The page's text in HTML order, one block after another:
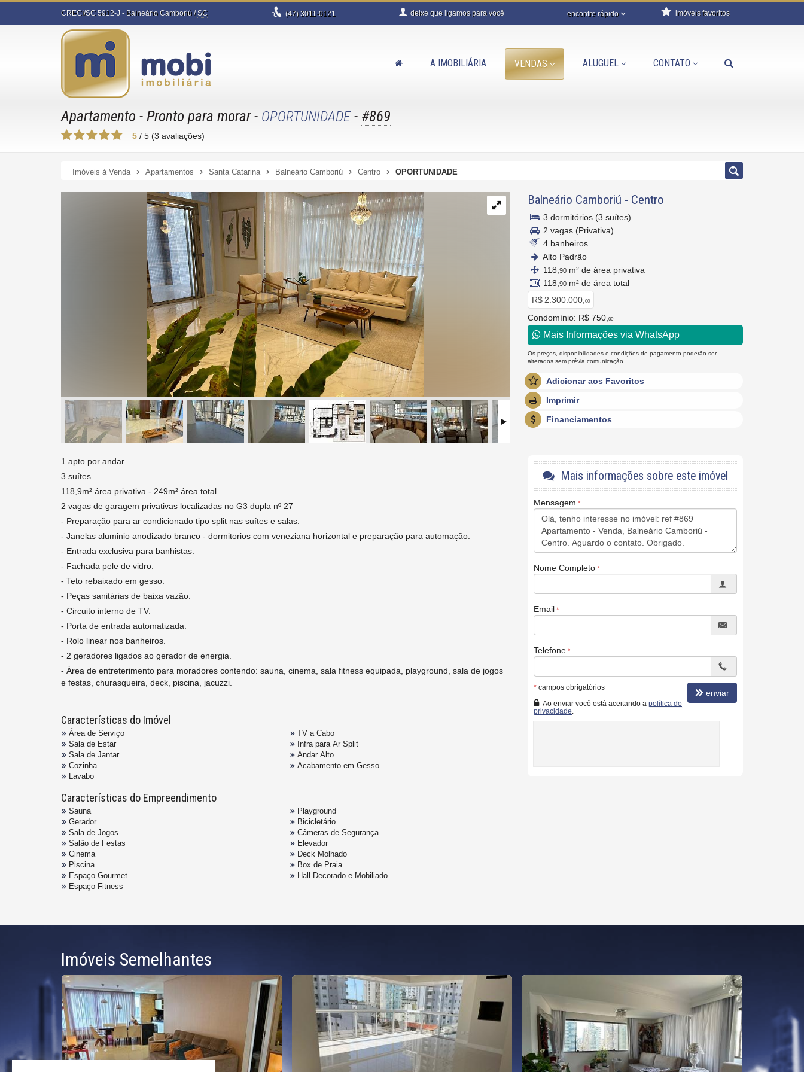
CRECI/SC 5912-J - Balneário Camboriú /SC (47)3011-0121 deixe que ligamos para você encontre rápido imóveis favoritos
A IMOBILIÁRIA VENDAS ALUGUEL CONTATO
Apartamento - Pronto para morar- OPORTUNIDADE- #869
5 / 5 (3 avaliações)
Imóveis à Venda Apartamentos Santa Catarina Balneário Camboriú Centro OPORTUNIDADE
Balneário Camboriú - Centro
3 dormitórios (3 suítes)
2 vagas (Privativa)
4 banheiros
Alto Padrão
118, 90 m² de área privativa
118, 90 m² de área total
R$ 2.300.000, 00
Condomínio: R$ 750, 00
Mais Informações via WhatsApp
Os preços, disponibilidades e condições de pagamento poderão ser
alterados sem prévia comunicação.
Adicionar aos Favoritos
Imprimir
Financiamentos
1 apto por andar
3 suítes
118,9m² área privativa - 249m² área total
2 vagas de garagem privativas localizadas no G3 dupla nº 27
- Preparação para ar condicionado tipo split nas suítes e salas.
- Janelas aluminio anodizado branco - dormitorios com veneziana horizontal e preparação para automação.
- Entrada exclusiva para banhistas.
- Fachada pele de vidro.
- Teto rebaixado em gesso.
- Peças sanitárias de baixa vazão.
- Circuito interno de TV.
- Porta de entrada automatizada.
- Rolo linear nos banheiros.
- 2 geradores ligados ao gerador de energia.
- Área de entreterimento para moradores contendo: sauna, cinema, sala fitness equipada, playground, sala de jogos
e festas, churasqueira, deck, piscina, jacuzzi.
Características do Imóvel
Área de Serviço
Sala de Estar
Sala de Jantar
Cozinha
Lavabo
TV a Cabo
Infra para Ar Split
Andar Alto
Acabamento em Gesso
Características do Empreendimento
Sauna
Gerador
Sala de Jogos
Salão de Festas
Cinema
Piscina
Espaço Gourmet
Espaço Fitness
Playground
Bicicletário
Câmeras de Segurança
Elevador
Deck Molhado
Box de Praia
Hall Decorado e Mobiliado
Mais informações sobre este imóvel
Mensagem
Nome Completo
Email
Telefone
* campos obrigatórios
Ao enviar você está aceitando a política de
privacidade
enviar
Imóveis Semelhantes